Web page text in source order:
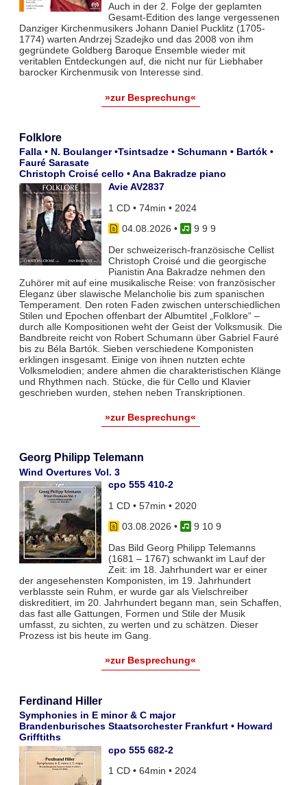
Auch in der 2. Folge der geplamten
Gesamt-Edition des lange vergessenen
Danziger Kirchenmusikers Johann Daniel Pucklitz (1705-
1774) warten Andrzej Szadejko und das 2008 von ihm
gegründete Goldberg Baroque Ensemble wieder mit
veritablen Entdeckungen auf, die nicht nur für Liebhaber
barocker Kirchenmusik von Interesse sind.
»zur Besprechung«
Folklore
Falla • N. Boulanger •Tsintsadze • Schumann • Bartók •
Fauré Sarasate
Christoph Croisé cello • Ana Bakradze piano
Avie AV2837
1 CD • 74min • 2024
04.08.2026 •
9 9 9
Der schweizerisch-französische Cellist
Christoph Croisé und die georgische
Pianistin Ana Bakradze nehmen den
Zuhörer mit auf eine musikalische Reise: von französischer
Eleganz über slawische Melancholie bis zum spanischen
Temperament. Den roten Faden zwischen unterschiedlichen
Stilen und Epochen offenbart der Albumtitel „Folklore“ –
durch alle Kompositionen weht der Geist der Volksmusik. Die
Bandbreite reicht von Robert Schumann über Gabriel Fauré
bis zu Béla Bartók. Sieben verschiedene Komponisten
erklingen insgesamt. Einige von ihnen nutzten echte
Volksmelodien; andere ahmen die charakteristischen Klänge
und Rhythmen nach. Stücke, die für Cello und Klavier
geschrieben wurden, stehen neben Transkriptionen.
»zur Besprechung«
Georg Philipp Telemann
Wind Overtures Vol. 3
cpo 555 410-2
1 CD • 57min • 2020
03.08.2026 •
9 10 9
Das Bild Georg Philipp Telemanns
(1681 – 1767) schwankt im Lauf der
Zeit: im 18. Jahrhundert war er einer
der angesehensten Komponisten, im 19. Jahrhundert
verblasste sein Ruhm, er wurde gar als Vielschreiber
diskreditiert, im 20. Jahrhundert begann man, sein Schaffen,
das fast alle Gattungen, Formen und Stile der Musik
umfasst, zu sichten, zu werten und zu schätzen. Dieser
Prozess ist bis heute im Gang.
»zur Besprechung«
Ferdinand Hiller
Symphonies in E minor & C major
Brandenburisches Staatsorchester Frankfurt • Howard
Grifftiths
cpo 555 682-2
1 CD • 64min • 2024